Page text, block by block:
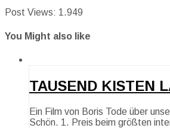
Post Views: 1.949
You Might also like
TAUSEND KISTEN
Ein Film von Boris Tode über
Schön. 1. Preis beim größten